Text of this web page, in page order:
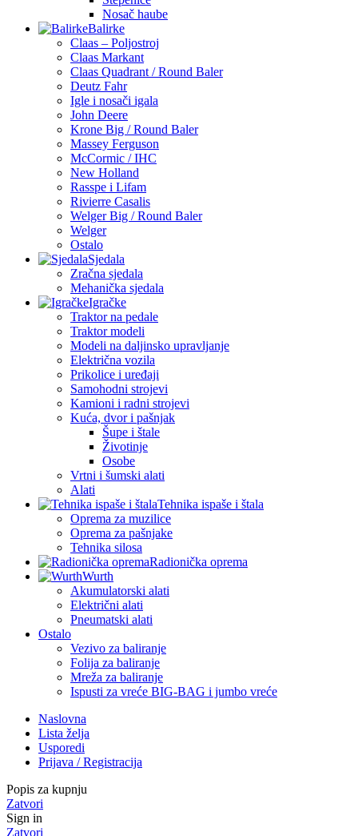
Nosač haube
Balirke
Claas – Poljostroj
Claas Markant
Claas Quadrant / Round Baler
Deutz Fahr
Igle i nosači igala
John Deere
Krone Big / Round Baler
Massey Ferguson
McCormic / IHC
New Holland
Rasspe i Lifam
Rivierre Casalis
Welger Big / Round Baler
Welger
Ostalo
Sjedala
Zračna sjedala
Mehanička sjedala
Igračke
Traktor na pedale
Traktor modeli
Modeli na daljinsko upravljanje
Električna vozila
Prikolice i uređaji
Samohodni strojevi
Kamioni i radni strojevi
Kuća, dvor i pašnjak
Šupe i štale
Životinje
Osobe
Vrtni i šumski alati
Alati
Tehnika ispaše i štala
Oprema za muzilice
Oprema za pašnjake
Tehnika silosa
Radionička oprema
Wurth
Akumulatorski alati
Električni alati
Pneumatski alati
Ostalo
Vezivo za baliranje
Folija za baliranje
Mreža za baliranje
Ispusti za vreće BIG-BAG i jumbo vreće
Naslovna
Lista želja
Usporedi
Prijava / Registracija
Popis za kupnju
Zatvori
Sign in
Zatvori